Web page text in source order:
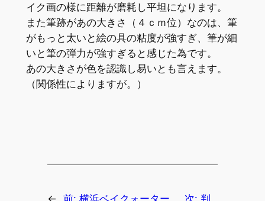
イク画の様に距離が磨耗し平坦になります。
また筆跡があの大きさ（４ｃｍ位）なのは、筆
がもっと太いと絵の具の粘度が強すぎ、筆が細
いと筆の弾力が強すぎると感じた為です。
あの大きさが色を認識し易いとも言えます。
（関係性によりますが。）